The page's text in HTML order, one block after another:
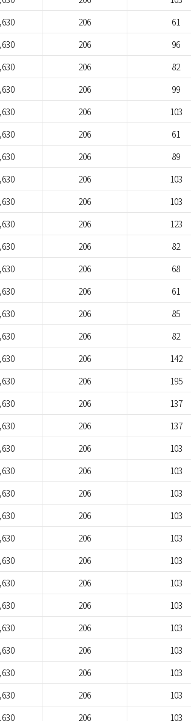
206 61
206 96
206 82
206 99
206 103
206 61
206 89
206 103
206 103
206 123
206 82
206 68
206 61
206 85
206 82
206 142
206 195
206 137
206 137
206 103
206 103
206 103
206 103
206 103
206 103
206 103
206 103
206 103
206 103
206 103
206 103
206 103